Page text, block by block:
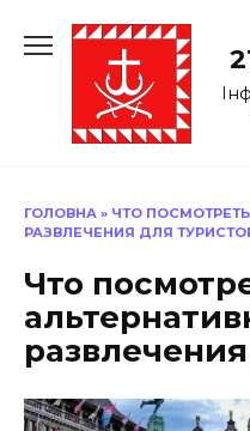
до
ГОЛОВНА » ЧТО
РАЗВЛЕЧЕНИЯ ДЛЯ
Что